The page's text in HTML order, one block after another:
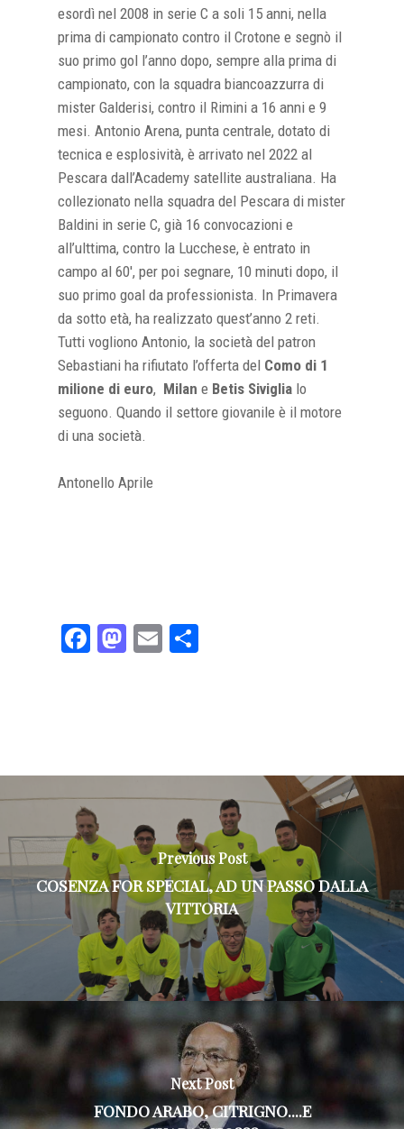
esordì nel 2008 in serie C a soli 15 anni, nella
prima di campionato contro il Crotone e segnò il
suo primo gol l’anno dopo, sempre alla prima di
campionato, con la squadra biancoazzurra di
mister Galderisi, contro il Rimini a 16 anni e 9
mesi. Antonio Arena, punta centrale, dotato di
tecnica e esplosività, è arrivato nel 2022 al
Pescara dall’Academy satellite australiana. Ha
collezionato nella squadra del Pescara di mister
Baldini in serie C, già 16 convocazioni e
all’ulttima, contro la Lucchese, è entrato in
campo al 60′, per poi segnare, 10 minuti dopo, il
suo primo goal da professionista. In Primavera
da sotto età, ha realizzato quest’anno 2 reti.
Tutti vogliono Antonio, la società del patron
Sebastiani ha rifiutato l’offerta del Como di 1
milione di euro, Milan e Betis Siviglia lo
seguono. Quando il settore giovanile è il motore
di una società.
Antonello Aprile
Facebook
Mastodon
Email
Previous Post
COSENZA FOR SPECIAL, AD UN PASSO DALLA
VITTORIA
Next Post
FONDO ARABO, CITRIGNO....E